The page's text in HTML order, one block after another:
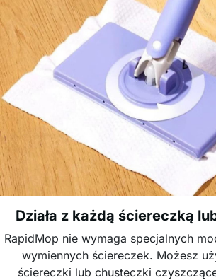
Działa z każdą ściereczką
RapidMop nie wymaga specjalnych
wymiennych ściereczek. Możesz
ściereczki lub chusteczki